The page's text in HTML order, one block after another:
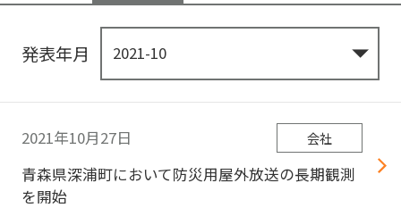
発表年月
2021年10月27日 会社
青森県深浦町において防災用屋外放送の長期観測
を開始